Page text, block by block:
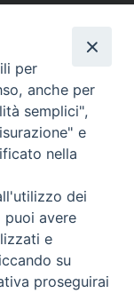
di Udine
1 - 33100 Udine
per
anche per
semplici",
e
nella
dei
puoi avere
e
su
proseguirai